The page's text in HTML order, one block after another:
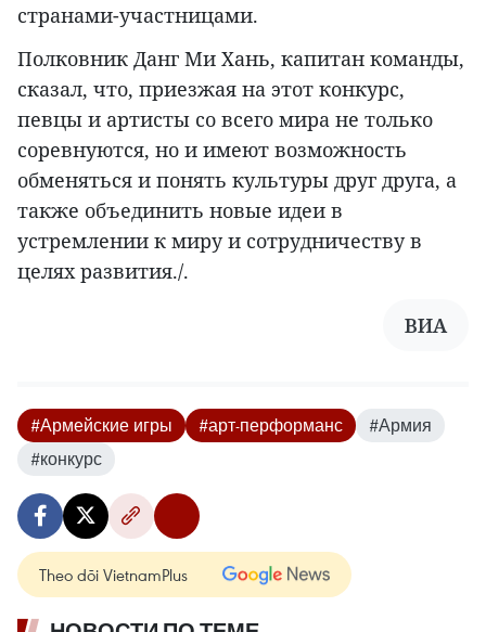
странами-участницами.
Полковник Данг Ми Хань, капитан команды,
сказал, что, приезжая на этот конкурс,
певцы и артисты со всего мира не только
соревнуются, но и имеют возможность
обменяться и понять культуры друг друга, а
также объединить новые идеи в
устремлении к миру и сотрудничеству в
целях развития./.
ВИА
#Армейские игры #арт-перформанс
#Армия
#конкурс
Theo dõi VietnamPlus